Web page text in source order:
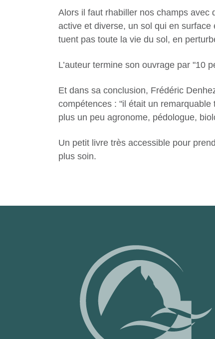
Alors il faut rhabiller nos champs avec
active et diverse, un sol qui en surface
tuent pas toute la vie du sol, en
L’auteur termine son ouvrage par "10
Et dans sa conclusion, Frédéric
compétences : "il était un
plus un peu agronome, pédologue,
Un petit livre très accessible pour
plus soin.